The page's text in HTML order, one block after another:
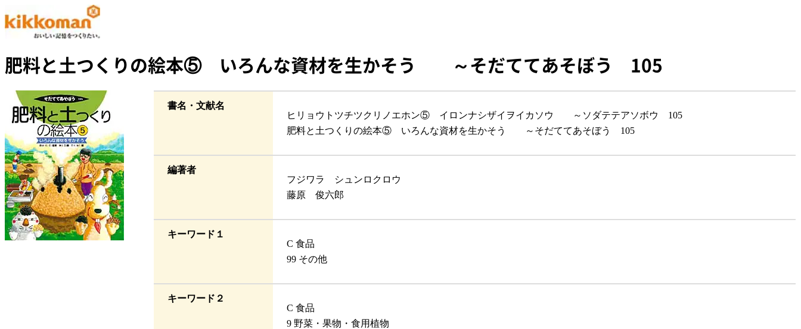
肥料と土つくりの絵本⑤ いろんな資材を生かそう ～そだててあそぼう 105
書名・文献名
ヒリョウトツチツクリノエホン⑤ イロンナシザイヲイカソウ ～ソダテテアソボウ 105
肥料と土つくりの絵本⑤ いろんな資材を生かそう ～そだててあそぼう 105
編著者
フジワラ シュンロクロウ
藤原 俊六郎
キーワード１
C 食品
99 その他
キーワード２
C 食品
9 野菜・果物・食用植物